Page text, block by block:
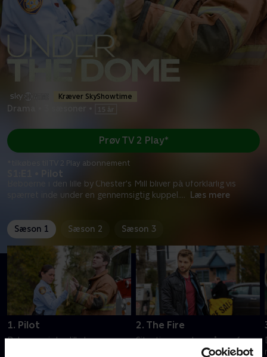
Kræver SkyShowtime
Drama
S1:E1 • Pilot
Beboerne i den lille by Chester's Mill bliver på uforklarlig vis
spærret inde under en gennemsigtig kuppel.... Læs mere
Prøv TV 2 Play*
*tilkøbes til TV 2 Play abonnement
Sæson 1 Sæson 2 Sæson 3
1. Pilot
Beboerne i den lille by
2. The Fire
Situationens alvor går op for
indbyggerne i Chester's Mill.